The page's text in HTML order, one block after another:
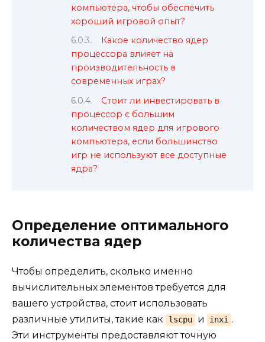
компьютера, чтобы обеспечить
хороший игровой опыт?
Какое количество ядер
процессора влияет на
производительность в
современных играх?
Стоит ли инвестировать в
процессор с большим
количеством ядер для игрового
компьютера, если большинство
игр не используют все доступные
ядра?
Определение оптимального
количества ядер
Чтобы определить, сколько именно
вычислительных элементов требуется для
вашего устройства, стоит использовать
различные утилиты, такие как
lscpu и inxi .
Эти инструменты предоставляют точную